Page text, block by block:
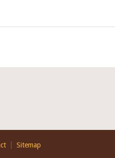
Sitemap